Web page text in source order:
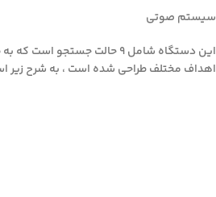
سیستم صوتی
این دستگاه شامل 9 حالت جستجو
اهداف مختلف طراحی شده است ، به شرح زیر